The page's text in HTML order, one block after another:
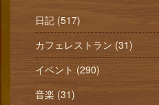
日記 (517)
カフェレストラン (31)
イベント (290)
音楽 (31)